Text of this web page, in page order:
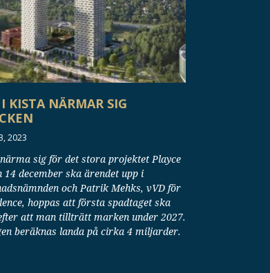
KISTA NÄRMAR SIG
2023
sig för det stora projektet Playce
14 december ska ärendet upp i
och Patrik Mehks, vVD för
hoppas att första spadtaget ska
att man tillträtt marken under 2027.
beräknas landa på cirka 4 miljarder.